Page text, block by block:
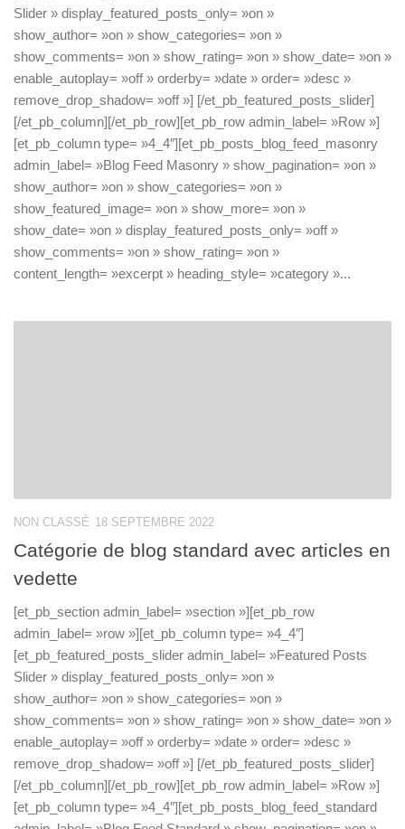
Slider » display_featured_posts_only= »on »
show_author= »on » show_categories= »on »
show_comments= »on » show_rating= »on » show_date= »on »
enable_autoplay= »off » orderby= »date » order= »desc »
remove_drop_shadow= »off »] [/et_pb_featured_posts_slider]
[/et_pb_column][/et_pb_row][et_pb_row admin_label= »Row »]
[et_pb_column type= »4_4″][et_pb_posts_blog_feed_masonry
admin_label= »Blog Feed Masonry » show_pagination= »on »
show_author= »on » show_categories= »on »
show_featured_image= »on » show_more= »on »
show_date= »on » display_featured_posts_only= »off »
show_comments= »on » show_rating= »on »
content_length= »excerpt » heading_style= »category »...
NON CLASSÉ 18 SEPTEMBRE 2022
Catégorie de blog standard avec articles en
vedette
[et_pb_section admin_label= »section »][et_pb_row
admin_label= »row »][et_pb_column type= »4_4″]
[et_pb_featured_posts_slider admin_label= »Featured Posts
Slider » display_featured_posts_only= »on »
show_author= »on » show_categories= »on »
show_comments= »on » show_rating= »on » show_date= »on »
enable_autoplay= »off » orderby= »date » order= »desc »
remove_drop_shadow= »off »] [/et_pb_featured_posts_slider]
[/et_pb_column][/et_pb_row][et_pb_row admin_label= »Row »]
[et_pb_column type= »4_4″][et_pb_posts_blog_feed_standard